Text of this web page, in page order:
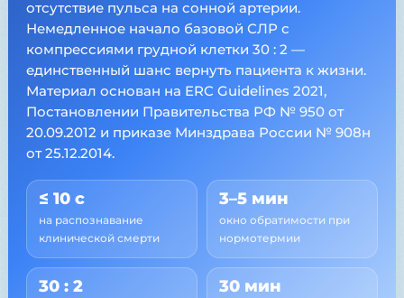
отсутствие пульса на сонной артерии.
Немедленное начало базовой СЛР с
компрессиями грудной клетки 30 : 2 —
единственный шанс вернуть пациента к жизни.
Материал основан на ERC Guidelines 2021,
Постановлении Правительства РФ № 950 от
20.09.2012 и приказе Минздрава России № 908н
от 25.12.2014.
≤ 10 с
на распознавание
клинической смерти
3–5 мин
окно обратимости при
нормотермии
30 : 2 30 мин